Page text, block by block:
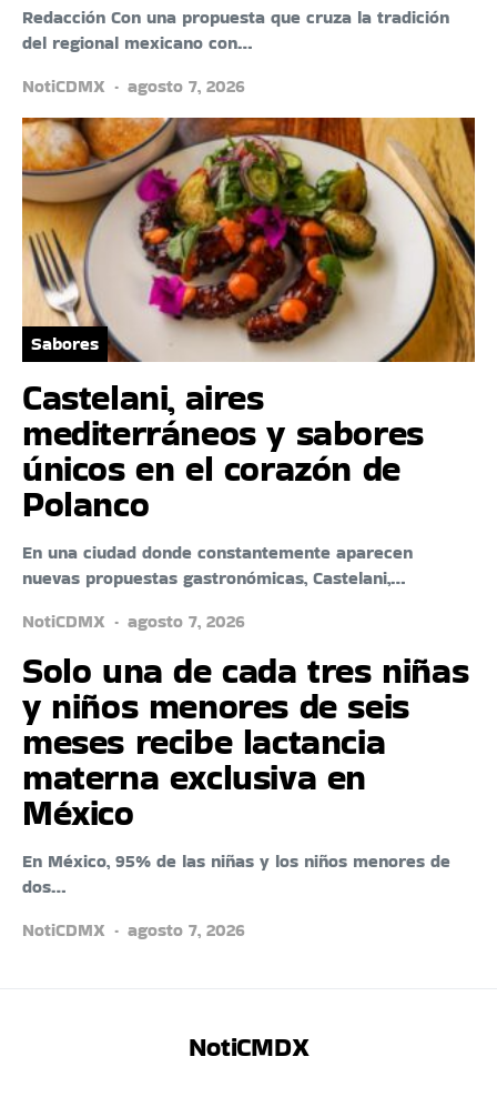
Redacción Con una propuesta que cruza la tradición
del regional mexicano con…
NotiCDMX
agosto 7, 2026
Sabores
Castelani, aires
mediterráneos y sabores
únicos en el corazón de
Polanco
En una ciudad donde constantemente aparecen
nuevas propuestas gastronómicas, Castelani,…
NotiCDMX
agosto 7, 2026
Solo una de cada tres niñas
y niños menores de seis
meses recibe lactancia
materna exclusiva en
México
En México, 95% de las niñas y los niños menores de
dos…
NotiCDMX
agosto 7, 2026
NotiCMDX